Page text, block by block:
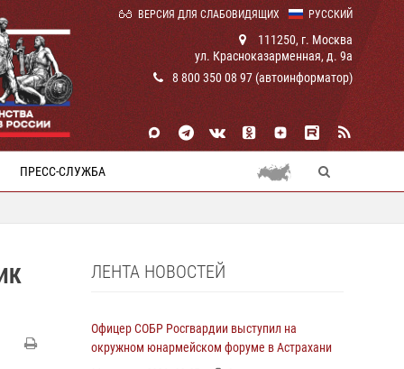
РУССКИЙ
ВЕРСИЯ ДЛЯ СЛАБОВИДЯЩИХ
111250, г. Москва
ул. Красноказарменная, д. 9а
8 800 350 08 97 (автоинформатор)
ПРЕСС-СЛУЖБА
ЛЕНТА НОВОСТЕЙ
Офицер СОБР Росгвардии выступил на
окружном юнармейском форуме в Астрахани